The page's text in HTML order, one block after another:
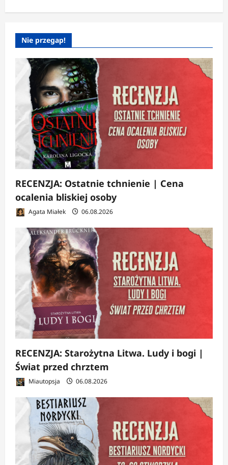
Nie przegap!
RECENZJA: Ostatnie tchnienie | Cena
ocalenia bliskiej osoby
Agata Miałek 06.08.2026
RECENZJA: Starożytna Litwa. Ludy i bogi |
Świat przed chrztem
Miautopsja 06.08.2026